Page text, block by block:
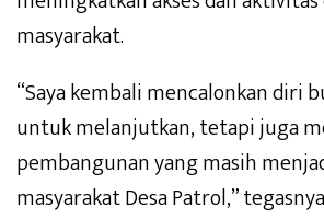
masyarakat.
“Saya kembali mencalonkan diri
untuk melanjutkan, tetapi juga
pembangunan yang masih
masyarakat Desa Patrol,”